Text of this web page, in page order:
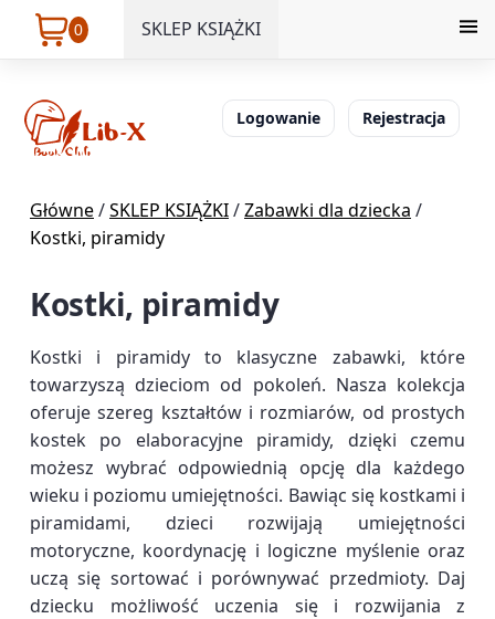
0 SKLEP KSIĄŻKI
Logowanie Rejestracja
Główne/SKLEP KSIĄŻKI/Zabawki dla dziecka /
Kostki, piramidy
Kostki, piramidy
Kostki i piramidy to klasyczne zabawki, które
towarzyszą dzieciom od pokoleń. Nasza kolekcja
oferuje szereg kształtów i rozmiarów, od prostych
kostek po elaboracyjne piramidy, dzięki czemu
możesz wybrać odpowiednią opcję dla każdego
wieku i poziomu umiejętności. Bawiąc się kostkami i
piramidami, dzieci rozwijają umiejętności
motoryczne, koordynację i logiczne myślenie oraz
uczą się sortować i porównywać przedmioty. Daj
dziecku możliwość uczenia się i rozwijania z